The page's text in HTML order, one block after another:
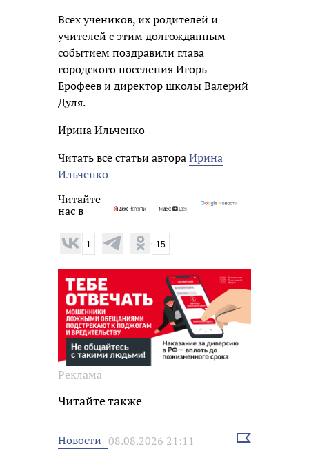
Всех учеников, их родителей и
учителей с этим долгожданным
событием поздравили глава
городского поселения Игорь
Ерофеев и директор школы Валерий
Дуля.
Ирина Ильченко
Читать все статьи автораИрина
Ильченко
Читайте
нас в
1 15
Реклама
Читайте также
Новости 08.08.2026 21:11
Выбрать